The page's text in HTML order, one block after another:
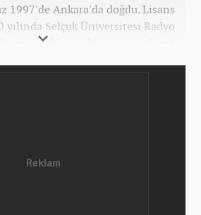
1997'de Ankara'da doğdu. Lisans
Selçuk Üniversitesi Radyo
bölümünden mezun olarak